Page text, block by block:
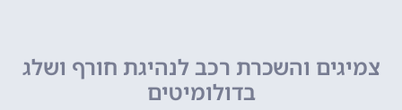
צמיגים והשכרת רכב לנהיגת חורף ושלג
בדולומיטים